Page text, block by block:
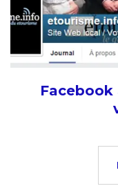
Facebook